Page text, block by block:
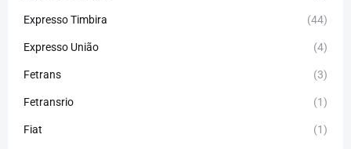
Expresso Timbira (44)
Expresso União (4)
Fetrans (3)
Fetransrio (1)
Fiat (1)